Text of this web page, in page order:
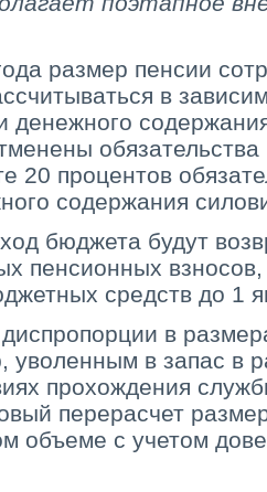
размер пенсии
в
денежного
обязательства
20 процентов
содержания
бюджета будут
пенсионных
средств до 1
в
уволенным в запас в
прохождения
перерасчет
объеме с учетом